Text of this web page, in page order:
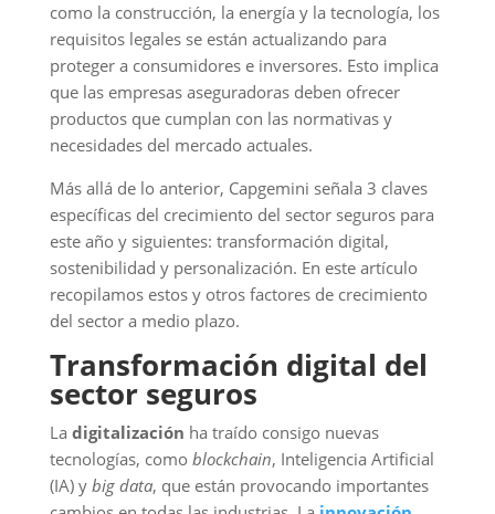
como la construcción, la energía y la tecnología, los
requisitos legales se están actualizando para
proteger a consumidores e inversores. Esto implica
que las empresas aseguradoras deben ofrecer
productos que cumplan con las normativas y
necesidades del mercado actuales.
Más allá de lo anterior, Capgemini señala 3 claves
específicas del crecimiento del sector seguros para
este año y siguientes: transformación digital,
sostenibilidad y personalización. En este artículo
recopilamos estos y otros factores de crecimiento
del sector a medio plazo.
Transformación digital del
sector seguros
La digitalización ha traído consigo nuevas
tecnologías, como blockchain, Inteligencia Artificial
(IA) y big data, que están provocando importantes